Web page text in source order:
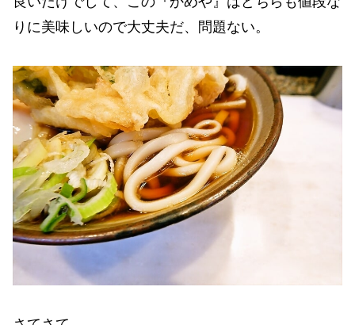
りに美味しいので大丈夫だ、問題ない。